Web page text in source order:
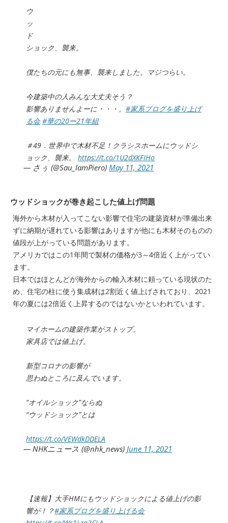
ウ
ッ
ド
ショック、襲来。
僕たちの元にも無事、襲来しました。マジつらい。
今建築中の人みんな大丈夫そう？
影響ありませんよーに・・・。#家系ブログを盛り上げ
る会 #華の20ー21年組
＃49．世界中で木材不足！クラシスホームにウッドシ
ョック、襲来。https://t.co/1U2dXKFIHo
— さぅ (@Sau_IamPiero)May 11, 2021
ウッドショックが巻き起こした値上げ問題
海外から木材が入ってこない影響で住宅の建築資材が準備出来
ずに納期が遅れている影響はありますが他にも木材そのものの
値段が上がっている問題があります。
アメリカではこの1年間で製材の価格が3～4倍近く上がってい
ます。
日本ではほとんどが海外からの輸入木材に頼っている現状のた
め、住宅の柱に使う集成材は2割近く値上げされており、2021
年の夏には2倍近く上昇するのではないかといわれています。
マイホームの建築作業がストップ。
家具店では値上げ。
新型コロナの影響が
思わぬところに及んでいます。
“オイルショック”ならぬ
“ウッドショック”とは
https://t.co/VEWdkDDELA
— NHKニュース (@nhk_news) June 11, 2021
【速報】大手HMにもウッドショックによる値上げの影
響が！？#家系ブログを盛り上げる会